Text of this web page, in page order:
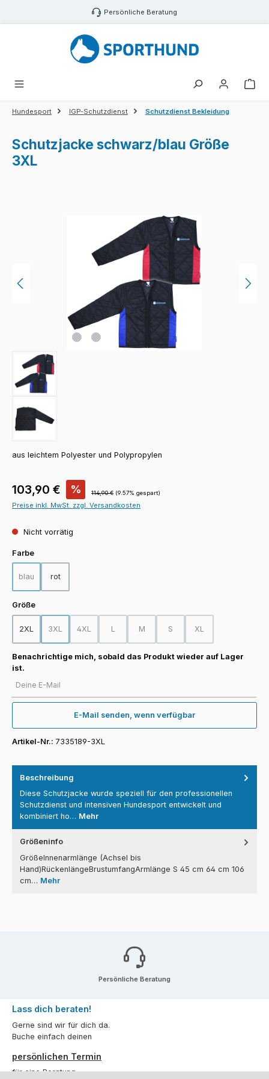
Zum Hauptinhalt springen Persönliche Beratung
Hundesport IGP-Schutzdienst Schutzdienst Bekleidung
Schutzjacke schwarz/blau Größe
3XL
aus leichtem Polyester und Polypropylen
Verkaufspreis:
103,90 € % Regulärer Preis:
114,90 € (9.57% gespart)
Preise inkl. MwSt. zzgl. Versandkosten
Nicht vorrätig
Farbeauswählen
blau
(Diese Option ist zurzeit nicht verfügbar.)
rot
Größeauswählen
2XL 3XL
(Diese Option ist zurzeit nicht verfügbar.)
4XL
(Diese Option ist zurzeit nicht verfügbar.)
L
(Diese Option ist zurzeit nicht verfügbar.)
M
(Diese Option ist zurzeit nicht
S
(Diese Option ist zurzeit
XL
(Diese Option ist
Benachrichtige mich, sobald das Produkt wieder auf Lager
ist.
E-Mail senden, wenn verfügbar
Artikel-Nr.: 7335189-3XL
Beschreibung
Diese Schutzjacke wurde speziell für den professionellen
Schutzdienst und intensiven Hundesport entwickelt und
kombiniert ho… Mehr
Größeninfo
GrößeInnenarmlänge (Achsel bis
Hand)RückenlängeBrustumfangArmlänge S 45 cm 64 cm 106
cm… Mehr
Persönliche Beratung
Lass dich beraten!
Gerne sind wir für dich da.
Buche einfach deinen
persönlichen Termin
für eine Beratung.